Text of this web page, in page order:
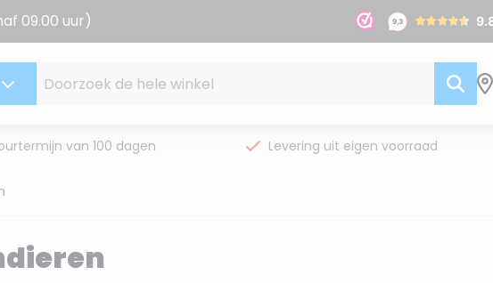
09.00 uur)
van 100 dagen Levering uit eigen voorraad